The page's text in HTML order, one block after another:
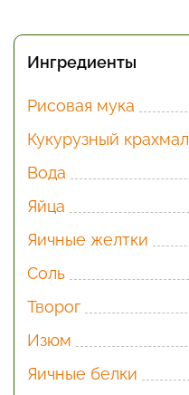
Ингредиенты
Рисовая мука
Кукурузный крахмал
Вода
Яйца
Яичные желтки
Соль
Творог
Изюм
Яичные белки